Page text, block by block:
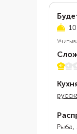
1 из 5
Рыба,